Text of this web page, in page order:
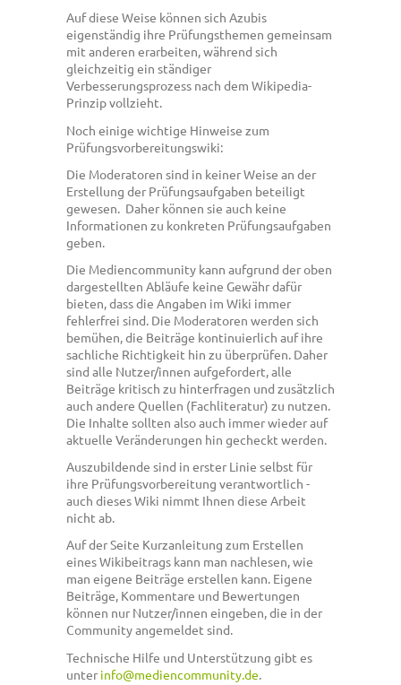
Auf diese Weise können sich Azubis
eigenständig ihre Prüfungsthemen gemeinsam
mit anderen erarbeiten, während sich
gleichzeitig ein ständiger
Verbesserungsprozess nach dem Wikipedia-
Prinzip vollzieht.
Noch einige wichtige Hinweise zum
Prüfungsvorbereitungswiki:
Die Moderatoren sind in keiner Weise an der
Erstellung der Prüfungsaufgaben beteiligt
gewesen. Daher können sie auch keine
Informationen zu konkreten Prüfungsaufgaben
geben.
Die Mediencommunity kann aufgrund der oben
dargestellten Abläufe keine Gewähr dafür
bieten, dass die Angaben im Wiki immer
fehlerfrei sind. Die Moderatoren werden sich
bemühen, die Beiträge kontinuierlich auf ihre
sachliche Richtigkeit hin zu überprüfen. Daher
sind alle Nutzer/innen aufgefordert, alle
Beiträge kritisch zu hinterfragen und zusätzlich
auch andere Quellen (Fachliteratur) zu nutzen.
Die Inhalte sollten also auch immer wieder auf
aktuelle Veränderungen hin gecheckt werden.
Auszubildende sind in erster Linie selbst für
ihre Prüfungsvorbereitung verantwortlich -
auch dieses Wiki nimmt Ihnen diese Arbeit
nicht ab.
Auf der Seite Kurzanleitung zum Erstellen
eines Wikibeitrags kann man nachlesen, wie
man eigene Beiträge erstellen kann. Eigene
Beiträge, Kommentare und Bewertungen
können nur Nutzer/innen eingeben, die in der
Community angemeldet sind.
Technische Hilfe und Unterstützung gibt es
unter info@mediencommunity.de